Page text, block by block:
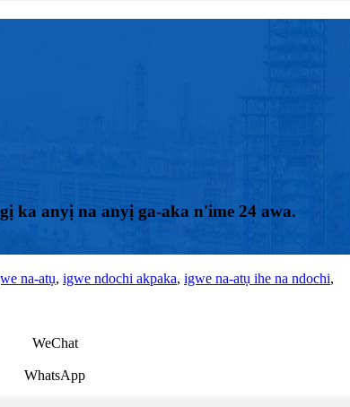
ka anyị na anyị ga-aka n'ime 24 awa.
na-atụ, igwe ndochi akpaka, igwe na-atụ ihe na ndochi,
WeChat
WhatsApp